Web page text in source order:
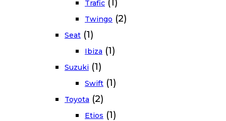
Trafic (1)
Twingo (2)
Seat (1)
Ibiza (1)
Suzuki (1)
Swift (1)
Toyota (2)
Etios (1)